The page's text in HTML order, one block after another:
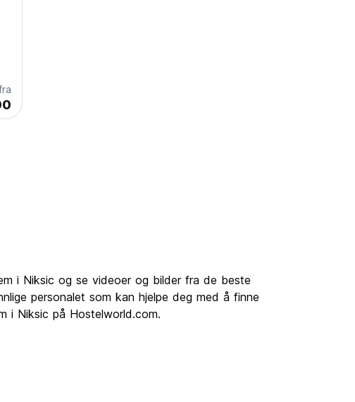
i Niksic og se videoer og bilder fra de beste
personalet som kan hjelpe deg med å finne
i Niksic på Hostelworld.com.